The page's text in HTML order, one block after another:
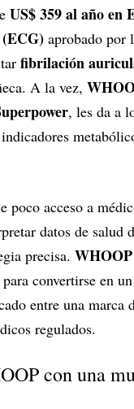
US$ 359 al año en
aprobado por
fibrilación
A la vez,
, les da a
poco acceso a
datos de
precisa. WHOOP
convertirse en
entre una marca
regulados.
con una